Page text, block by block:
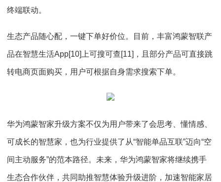
终端联动。
生态产品随心配，一键下单好价位。目前，丰富鸿蒙智联产
品在智慧生活App[10]上可搜可查[11]，且部分产品可直接跳
转电商页面购买，用户可根据自身需求搜索下单。
华为鸿蒙智家升级方案不仅为用户带来了会思考、懂情感、
可成长的智慧家，也为行业提供了从“智能单品互联”迈向“空
间主动服务”的范本路径。未来，华为鸿蒙智家将继续携手
生态合作伙伴，共同助推智慧体验升级进阶，加速智能家居